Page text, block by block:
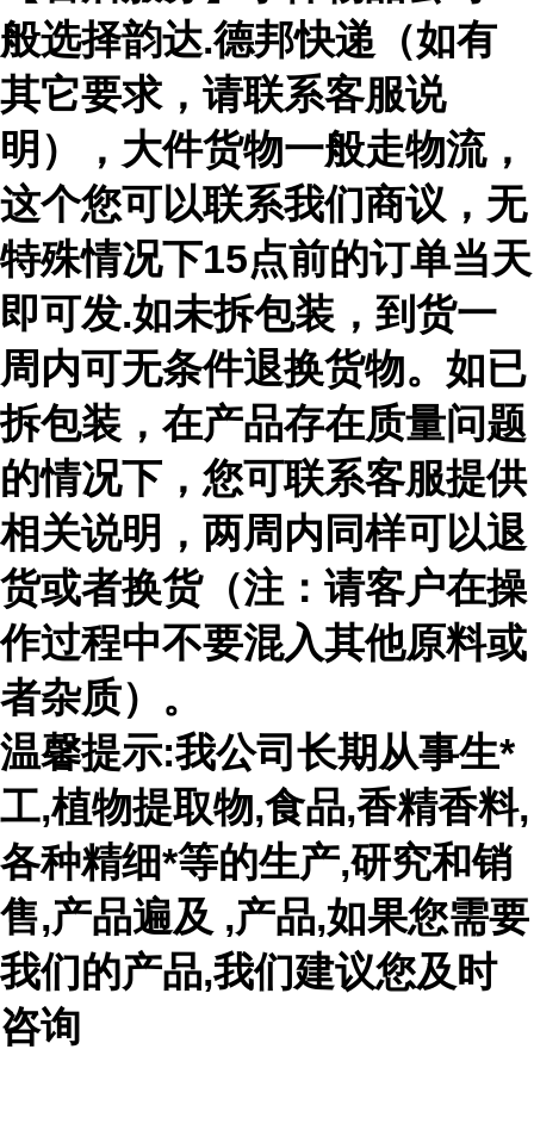
般选择韵达.德邦快递（如有
其它要求，请联系客服说
明），大件货物一般走物流，
这个您可以联系我们商议，无
特殊情况下15点前的订单当天
即可发.如未拆包装，到货一
周内可无条件退换货物。如已
拆包装，在产品存在质量问题
的情况下，您可联系客服提供
相关说明，两周内同样可以退
货或者换货（注：请客户在操
作过程中不要混入其他原料或
者杂质）。
温馨提示:我公司长期从事生*
工,植物提取物,食品,香精香料,
各种精细*等的生产,研究和销
售,产品遍及 ,产品,如果您需要
我们的产品,我们建议您及时
咨询